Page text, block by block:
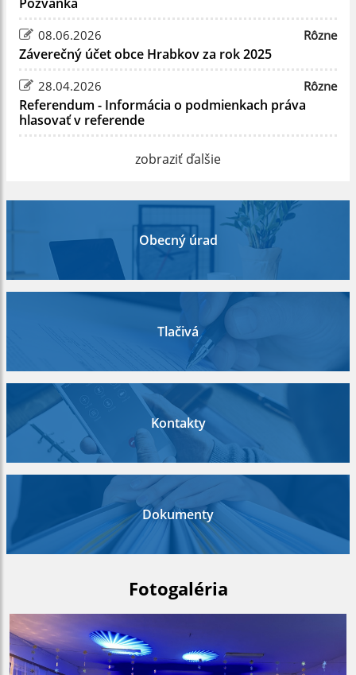
08.06.2026 Rôzne
Záverečný účet obce Hrabkov za rok 2025
28.04.2026 Rôzne
Referendum - Informácia o podmienkach práva
hlasovať v referende
zobraziť ďalšie
Obecný úrad
Tlačivá
Kontakty
Dokumenty
Fotogaléria